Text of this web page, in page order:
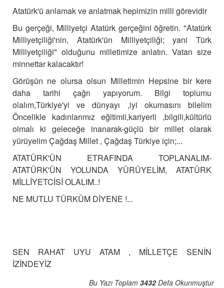
Atatürk'ü anlamak ve anlatmak hepimizin milli görevidir
Bu gerçeği, Milliyetçi Atatürk gerçeğini öğretin. "Atatürk
Milliyetçiliği'nin, Atatürk'ün Milliyetçiliği; yani Türk
Milliyetçiliği" olduğunu milletimize anlatın. Vatan size
minnettar kalacaktır!
Görüşün ne olursa olsun Milletimin Hepsine bir kere
daha tarihi çağrı yapıyorum. Bilgi toplumu
olalım,Türkiye'yi ve dünyayı ,iyi okumasını bilelim
Öncelikle kadınlarımız eğitimli,kariyerli ,bilgili,kültürlü
olmalı ki geleceğe inanarak-güçlü bir millet olarak
yürüyelim Çağdaş Millet , Çağdaş Türkiye için;...
ATATÜRK'ÜN ETRAFINDA TOPLANALIM-
ATATÜRK'ÜN YOLUNDA YÜRÜYELİM, ATATÜRK
MİLLİYETCİSİ OLALIM..!
NE MUTLU TÜRKÜM DİYENE !...
SEN RAHAT UYU ATAM , MİLLETÇE SENİN
İZİNDEYİZ
Bu Yazı Toplam 3432Defa Okunmuştur